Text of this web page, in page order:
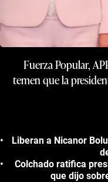
Fuerza Popular,
temen que la
Liberan a Nicanor
Colchado ratifica
que dijo